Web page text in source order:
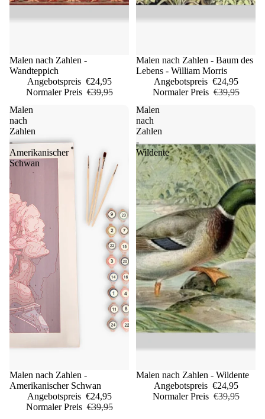
Sale
Malen nach Zahlen -
Wandteppich
Angebotspreis €24,95
Normaler Preis €39,95
Sale
Malen nach Zahlen - Baum des
Lebens - William Morris
Angebotspreis €24,95
Normaler Preis €39,95
Malen
nach
Zahlen
-
Amerikanischer
Schwan
Sale
Malen nach Zahlen -
Amerikanischer Schwan
Angebotspreis €24,95
Normaler Preis €39,95
Malen
nach
Zahlen
-
Wildente
Sale
Malen nach Zahlen - Wildente
Angebotspreis €24,95
Normaler Preis €39,95